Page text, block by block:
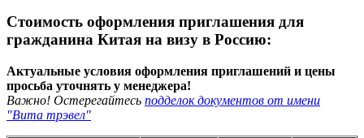
Стоимость оформления приглашения для
гражданина Китая на визу в Россию:
Актуальные условия оформления приглашений и цены
просьба уточнять у менеджера!
Важно! Остерегайтесь подделок документов от имени
"Вита трэвел"